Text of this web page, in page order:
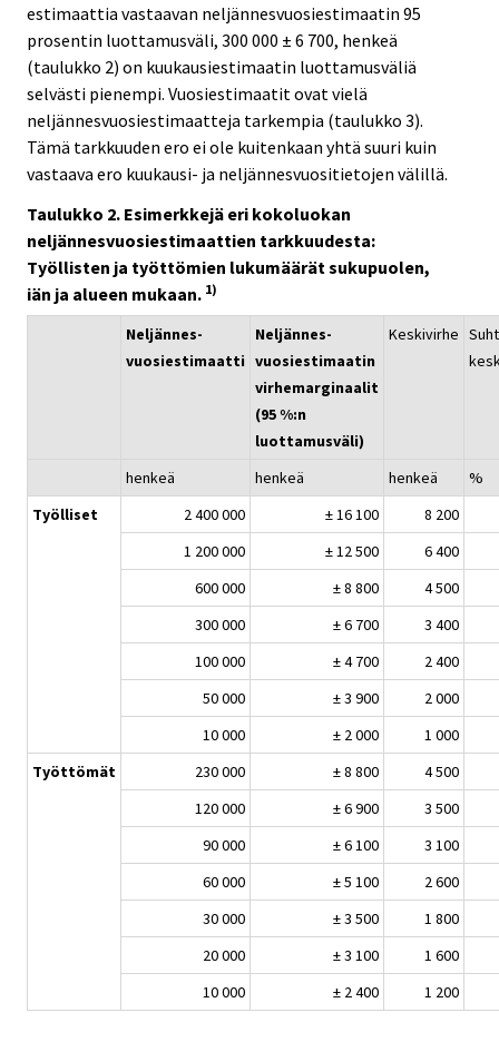
estimaattia vastaavan neljännesvuosiestimaatin 95
prosentin luottamusväli, 300 000 ± 6 700, henkeä
(taulukko 2) on kuukausiestimaatin luottamusväliä
selvästi pienempi. Vuosiestimaatit ovat vielä
neljännesvuosiestimaatteja tarkempia (taulukko 3).
Tämä tarkkuuden ero ei ole kuitenkaan yhtä suuri kuin
vastaava ero kuukausi- ja neljännesvuositietojen välillä.
Taulukko 2. Esimerkkejä eri kokoluokan
neljännesvuosiestimaattien tarkkuudesta:
Työllisten ja työttömien lukumäärät sukupuolen,
iän ja alueen mukaan. 1)
Neljännes-
vuosiestimaatti
Neljännes-
vuosiestimaatin
virhemarginaalit
(95 %:n
luottamusväli)
Keskivirhe
henkeä henkeä henkeä
%
Työlliset
2 400 000 ± 16 100
8 200
1 200 000
± 12 500
6 400
600 000
± 8 800
4 500
300 000
± 6 700
3 400
100 000
± 4 700
2 400
50 000
± 3 900
2 000
10 000
± 2 000
1 000
Työttömät
230 000 ± 8 800
4 500
120 000
± 6 900
3 500
90 000
± 6 100
3 100
60 000
± 5 100
2 600
30 000
± 3 500
1 800
20 000
± 3 100
1 600
10 000
± 2 400 1 200